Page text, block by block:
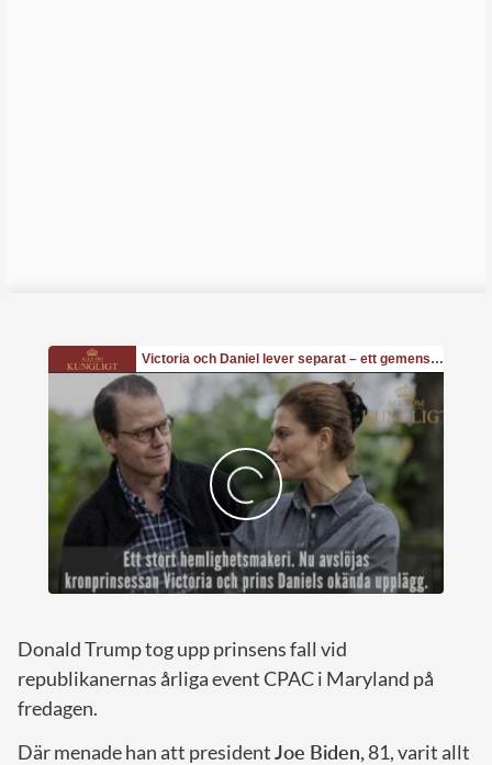
Donald Trump tog upp prinsens fall vid
republikanernas årliga event CPAC i Maryland på
fredagen.
Där menade han att presidentJoe Biden, 81, varit allt